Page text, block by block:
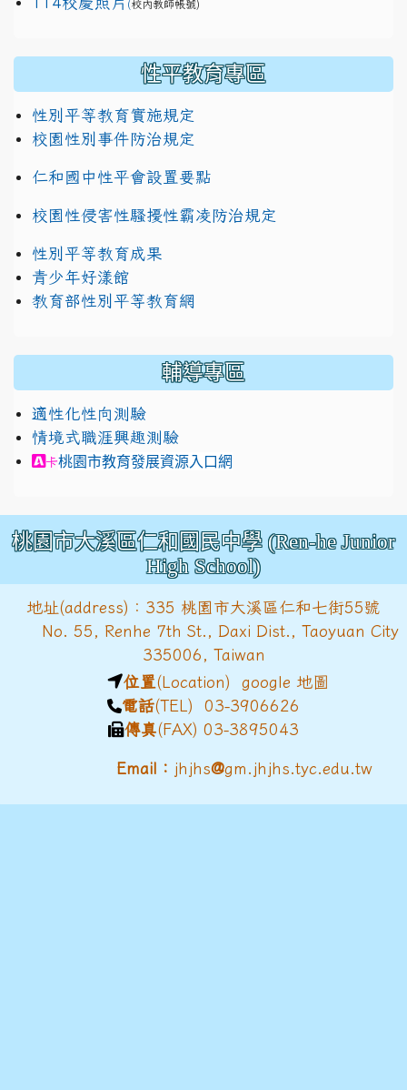
(校內教師帳號)
性平教育專區
性別平等教育實施規定
校園性別事件防治規定
仁和國中性平會設置要點
校園性侵害性騷擾性霸凌防治規定
性別平等教育成果
青少年好漾館
教育部性別平等教育網
輔導專區
適性化性向測驗
情境式職涯興趣測驗
link to https://exam.career.ntnu.edu.tw/cit/
卡桃園市教育發展資源入口網
桃園市大溪區仁和國民中學 (Ren-he Junior
High School)
地址(address)：335 桃園市大溪區仁和七街55號
No. 55, Renhe 7th St., Daxi Dist., Taoyuan City
335006, Taiwan
位置(Location) google 地圖
電話(TEL) 03-3906626
傳真(FAX) 03-3895043
Email： jhjhs@gm.jhjhs.tyc.edu.tw